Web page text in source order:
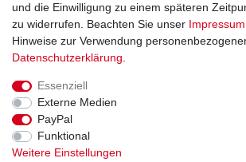
Vertrag widerrufen
Zahlungsarten
Kreditkarte
Lastschrift
Apple Pay
Google Pay
Vorkasse
und die Einwilligung zu einem späteren
zu widerrufen. Beachten Sie unser Impressum
Hinweise zur Verwendung
Daten­schutz­erklärung
Essenziell
Externe Medien
PayPal
Funktional
Weitere Einstellungen